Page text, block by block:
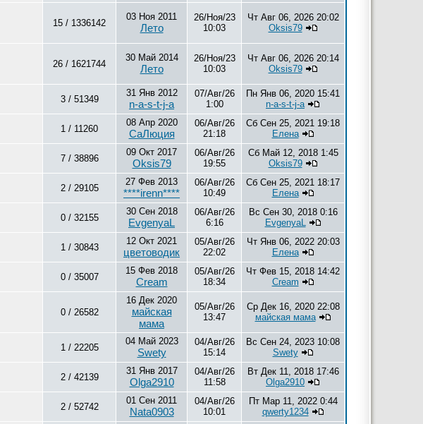
15 / 1336142
03 Ноя 2011
Лето
26/Ноя/23
10:03
Чт Авг 06, 2026 20:02
Oksis79
26 / 1621744
30 Май 2014
Лето
26/Ноя/23
10:03
Чт Авг 06, 2026 20:14
Oksis79
3 / 51349
31 Янв 2012
n-a-s-t-j-a
07/Авг/26
1:00
Пн Янв 06, 2020 15:41
n-a-s-t-j-a
1 / 11260
08 Апр 2020
СаЛюция
06/Авг/26
21:18
Сб Сен 25, 2021 19:18
Елена
7 / 38896
09 Окт 2017
Oksis79
06/Авг/26
19:55
Сб Май 12, 2018 1:45
Oksis79
2 / 29105
27 Фев 2013
****irenn****
06/Авг/26
10:49
Сб Сен 25, 2021 18:17
Елена
0 / 32155
30 Сен 2018
EvgenyaL
06/Авг/26
6:16
Вс Сен 30, 2018 0:16
EvgenyaL
1 / 30843
12 Окт 2021
цветоводик
05/Авг/26
22:02
Чт Янв 06, 2022 20:03
Елена
0 / 35007
15 Фев 2018
Cream
05/Авг/26
18:34
Чт Фев 15, 2018 14:42
Cream
0 / 26582
16 Дек 2020
майская
мама
05/Авг/26
13:47
Ср Дек 16, 2020 22:08
майская мама
1 / 22205
04 Май 2023
Swety
04/Авг/26
15:14
Вс Сен 24, 2023 10:08
Swety
2 / 42139
31 Янв 2017
Olga2910
04/Авг/26
11:58
Вт Дек 11, 2018 17:46
Olga2910
2 / 52742
01 Сен 2011
Nata0903
04/Авг/26
10:01
Пт Мар 11, 2022 0:44
qwerty1234